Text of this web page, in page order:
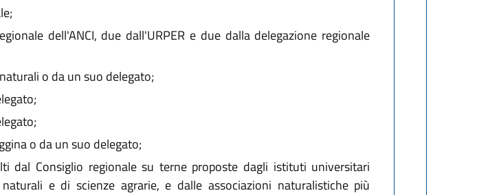
dell'ANCI, due dall'URPER e due dalla delegazione regionale
o da un suo delegato;
o da un suo delegato;
dal Consiglio regionale su terne proposte dagli istituti universitari
e di scienze agrarie, e dalle associazioni naturalistiche più